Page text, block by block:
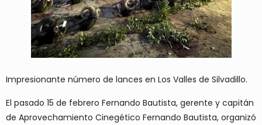
Impresionante número de lances en Los Valles de Silvadillo.
El pasado 15 de febrero Fernando Bautista, gerente y capitán
de Aprovechamiento Cinegético Fernando Bautista, organizó